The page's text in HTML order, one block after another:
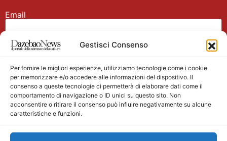
Gestisci Consenso
Per fornire le migliori esperienze, utilizziamo tecnologie come i cookie
per memorizzare e/o accedere alle informazioni del dispositivo. Il
consenso a queste tecnologie ci permetterà di elaborare dati come il
comportamento di navigazione o ID unici su questo sito. Non
acconsentire o ritirare il consenso può influire negativamente su alcune
caratteristiche e funzioni.
Email
Nome
Main partner